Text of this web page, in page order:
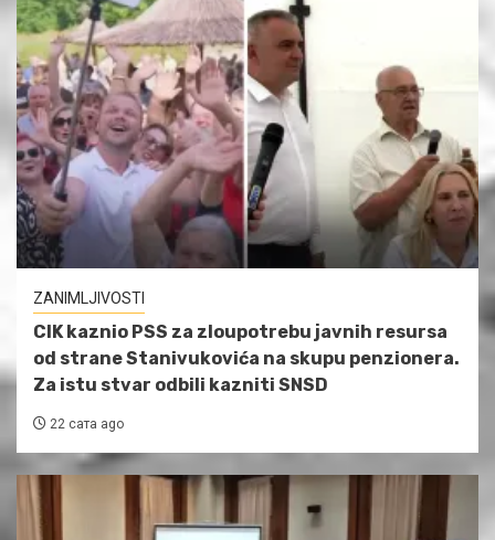
ZANIMLJIVOSTI
CIK kaznio PSS za zloupotrebu javnih resursa
od strane Stanivukovića na skupu penzionera.
Za istu stvar odbili kazniti SNSD
22 сата ago